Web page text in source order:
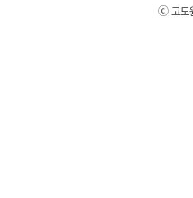
ⓒ 고도